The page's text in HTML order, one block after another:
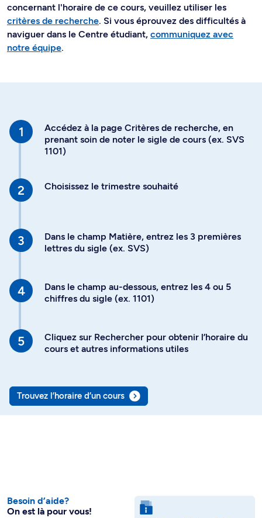
concernant l'horaire de ce cours, veuillez utiliser les
critères de recherche. Si vous éprouvez des difficultés à
naviguer dans le Centre étudiant, communiquez avec
notre équipe.
Accédez à la page Critères de recherche, en
prenant soin de noter le sigle de cours (ex. SVS
1101)
Choisissez le trimestre souhaité
Dans le champ Matière, entrez les 3 premières
lettres du sigle (ex. SVS)
Dans le champ au-dessous, entrez les 4 ou 5
chiffres du sigle (ex. 1101)
Cliquez sur Rechercher pour obtenir l’horaire du
cours et autres informations utiles
Trouvez l’horaire d’un cours
Besoin d’aide?
On est là pour vous!